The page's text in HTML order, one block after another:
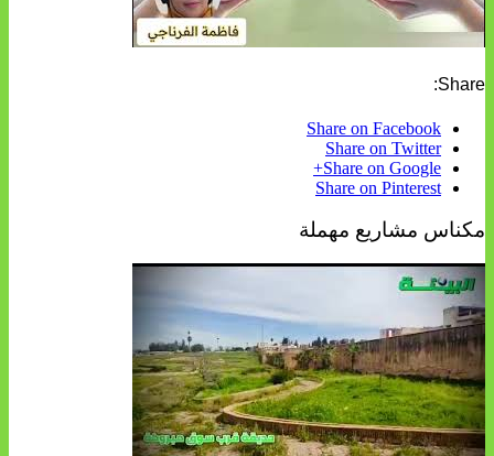
Share:
Share on Facebook
Share on Twitter
Share on Google+
Share on Pinterest
مكناس مشاريع مهملة